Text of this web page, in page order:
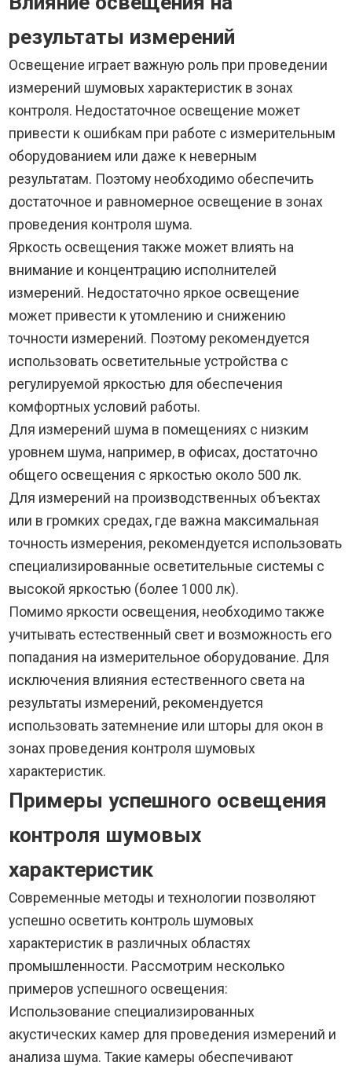
результаты измерений
Освещение играет важную роль при проведении
измерений шумовых характеристик в зонах
контроля. Недостаточное освещение может
привести к ошибкам при работе с измерительным
оборудованием или даже к неверным
результатам. Поэтому необходимо обеспечить
достаточное и равномерное освещение в зонах
проведения контроля шума.
Яркость освещения также может влиять на
внимание и концентрацию исполнителей
измерений. Недостаточно яркое освещение
может привести к утомлению и снижению
точности измерений. Поэтому рекомендуется
использовать осветительные устройства с
регулируемой яркостью для обеспечения
комфортных условий работы.
Для измерений шума в помещениях с низким
уровнем шума, например, в офисах, достаточно
общего освещения с яркостью около 500 лк.
Для измерений на производственных объектах
или в громких средах, где важна максимальная
точность измерения, рекомендуется использовать
специализированные осветительные системы с
высокой яркостью (более 1000 лк).
Помимо яркости освещения, необходимо также
учитывать естественный свет и возможность его
попадания на измерительное оборудование. Для
исключения влияния естественного света на
результаты измерений, рекомендуется
использовать затемнение или шторы для окон в
зонах проведения контроля шумовых
характеристик.
Примеры успешного освещения
контроля шумовых
характеристик
Современные методы и технологии позволяют
успешно осветить контроль шумовых
характеристик в различных областях
промышленности. Рассмотрим несколько
примеров успешного освещения:
Использование специализированных
акустических камер для проведения измерений и
анализа шума. Такие камеры обеспечивают